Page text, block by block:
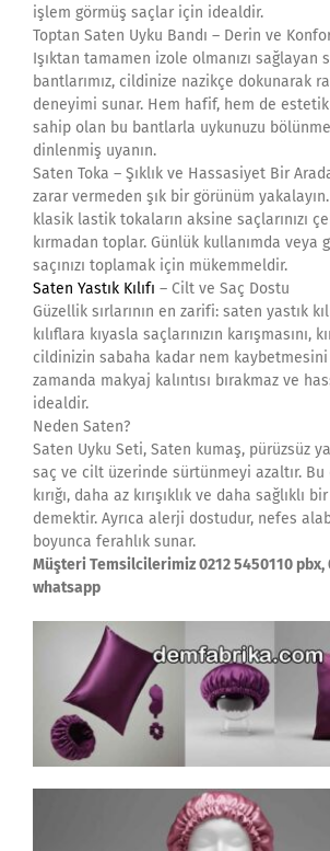
işlem görmüş saçlar için idealdir.
Toptan Saten Uyku Bandı – Derin ve
Işıktan tamamen izole olmanızı sağlayan
bantlarımız, cildinize nazikçe dokunarak
deneyimi sunar. Hem hafif, hem de
sahip olan bu bantlarla uykunuzu
dinlenmiş uyanın.
Saten Toka – Şıklık ve Hassasiyet Bir
zarar vermeden şık bir görünüm
klasik lastik tokaların aksine saçlarınızı
kırmadan toplar. Günlük kullanımda veya
saçınızı toplamak için mükemmeldir.
Saten Yastık Kılıfı – Cilt ve Saç Dostu
Güzellik sırlarının en zarifi: saten yastık
kılıflara kıyasla saçlarınızın karışmasını,
cildinizin sabaha kadar nem kaybetmesini
zamanda makyaj kalıntısı bırakmaz ve
idealdir.
Neden Saten?
Saten Uyku Seti, Saten kumaş, pürüzsüz
saç ve cilt üzerinde sürtünmeyi azaltır. Bu
kırığı, daha az kırışıklık ve daha sağlıklı
demektir. Ayrıca alerji dostudur, nefes
boyunca ferahlık sunar.
Müşteri Temsilcilerimiz 0212 5450110 pbx,
whatsapp